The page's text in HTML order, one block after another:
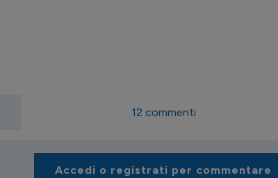
12 commenti
Accedi o registrati per commentare